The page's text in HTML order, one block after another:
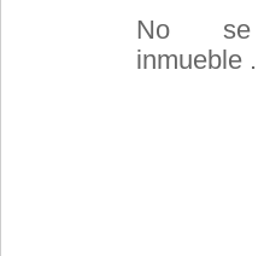
No se
inmueble .